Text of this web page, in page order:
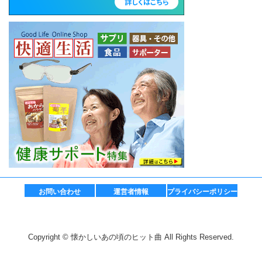
お問い合わせ 運営者情報 プライバシーポリシー
Copyright © 懐かしいあの頃のヒット曲 All Rights Reserved.